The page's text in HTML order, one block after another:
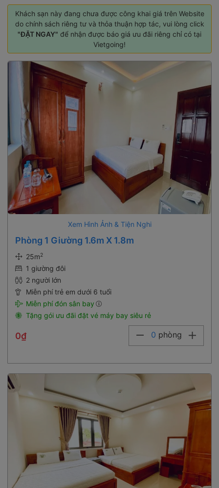
Khách sạn này đang chưa được công khai giá trên Website
do chính sách riêng tư và thỏa thuận hợp tác, vui lòng click
"ĐẶT NGAY" để nhận được báo giá ưu đãi riêng chỉ có tại
Vietgoing!
Xem Hình Ảnh & Tiện Nghi
Phòng 1 Giường 1.6m X 1.8m
25m2
1 giường đôi
2 người lớn
Miễn phí trẻ em dưới 6 tuổi
Miễn phí đón sân bay
Tặng gói ưu đãi đặt vé máy bay siêu rẻ
0₫ 0 phòng